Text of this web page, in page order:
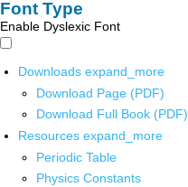
Font Type
Enable Dyslexic Font
Downloads expand_more
Download Page (PDF)
Download Full Book (PDF)
Resources expand_more
Periodic Table
Physics Constants